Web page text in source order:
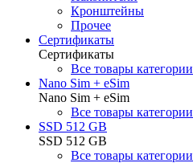
Кронштейны
Прочее
Сертификаты
Сертификаты
Все товары категории
Nano Sim + eSim
Nano Sim + eSim
Все товары категории
SSD 512 GB
SSD 512 GB
Все товары категории